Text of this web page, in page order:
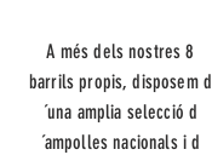
A més dels nostres 8
barrils propis, disposem d
´una amplia selecció d
´ampolles nacionals i d